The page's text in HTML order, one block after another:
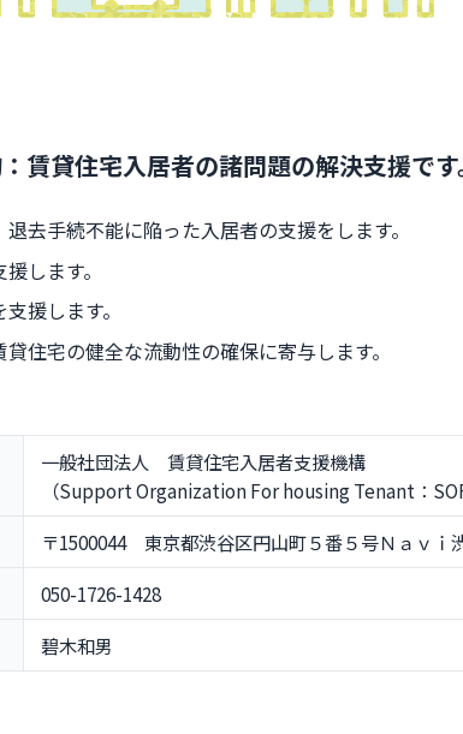
： 賃貸住宅入居者の諸問題の解決支援です
去手続不能に陥った入居者の支援をします。
します。
援します。
住宅の健全な流動性の確保に寄与します。
一般社団法人 賃貸住宅入居者支援機構
（Support Organization For housing Tenant：
〒1500044 東京都渋谷区円山町５番５号Ｎａｖｉ
050-1726-1428
碧木和男